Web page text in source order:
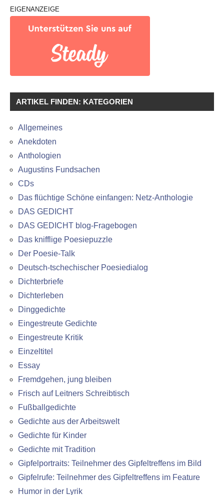
EIGENANZEIGE
ARTIKEL FINDEN: KATEGORIEN
Allgemeines
Anekdoten
Anthologien
Augustins Fundsachen
CDs
Das flüchtige Schöne einfangen: Netz-Anthologie
DAS GEDICHT
DAS GEDICHT blog-Fragebogen
Das knifflige Poesiepuzzle
Der Poesie-Talk
Deutsch-tschechischer Poesiedialog
Dichterbriefe
Dichterleben
Dinggedichte
Eingestreute Gedichte
Eingestreute Kritik
Einzeltitel
Essay
Fremdgehen, jung bleiben
Frisch auf Leitners Schreibtisch
Fußballgedichte
Gedichte aus der Arbeitswelt
Gedichte für Kinder
Gedichte mit Tradition
Gipfelportraits: Teilnehmer des Gipfeltreffens im Bild
Gipfelrufe: Teilnehmer des Gipfeltreffens im Feature
Humor in der Lyrik